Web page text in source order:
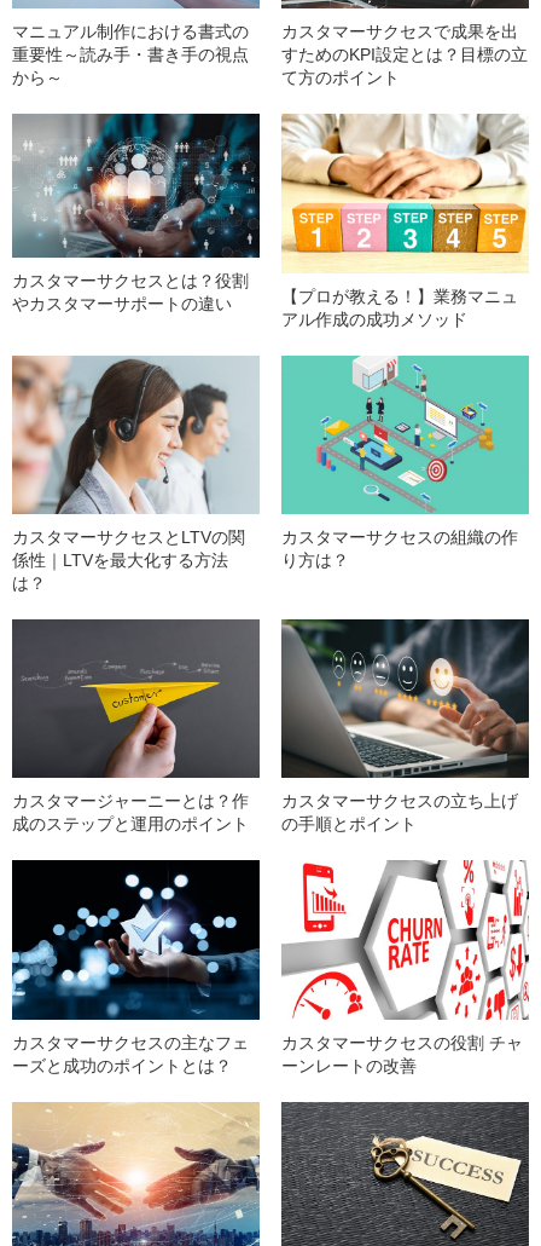
マニュアル制作における書式の
重要性～読み手・書き手の視点
から～
カスタマーサクセスで成果を出
すためのKPI設定とは？目標の立
て方のポイント
カスタマーサクセスとは？役割
やカスタマーサポートの違い
【プロが教える！】業務マニュ
アル作成の成功メソッド
カスタマーサクセスとLTVの関
係性｜LTVを最大化する方法
は？
カスタマーサクセスの組織の作
り方は？
カスタマージャーニーとは？作
成のステップと運用のポイント
カスタマーサクセスの立ち上げ
の手順とポイント
カスタマーサクセスの主なフェ
ーズと成功のポイントとは？
カスタマーサクセスの役割 チャ
ーンレートの改善